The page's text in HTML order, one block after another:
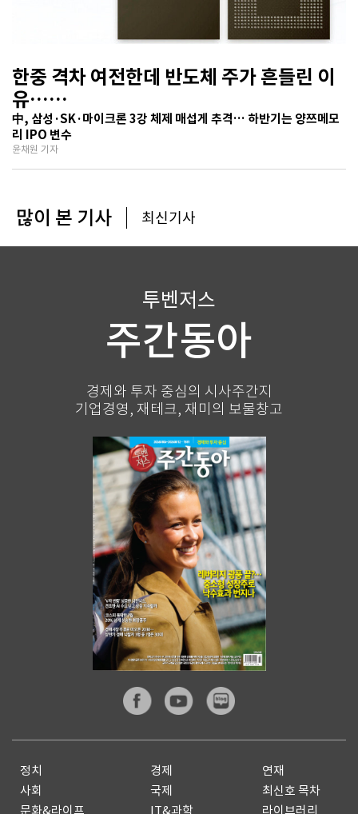
한중 격차 여전한데 반도체 주가 흔들린 이
유…
기술보다 무서운 ‘과점 균열’ 공포
中, 삼성·SK·마이크론 3강 체제 매섭게 추격… 하반기는 양쯔메모
리 IPO 변수
윤채원 기자
많이 본 기사 최신기사
투벤저스
주간동아
경제와 투자 중심의 시사주간지
기업경영, 재테크, 재미의 보물창고
정치 경제
연재
사회
국제
최신호 목차
문화&라이프
IT&과학 라이브러리